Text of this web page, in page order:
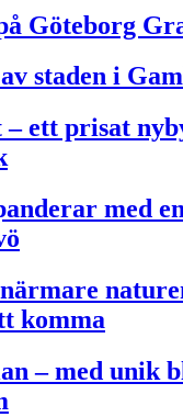
Göteborg
staden i
ett prisat
med
komma
– med unik